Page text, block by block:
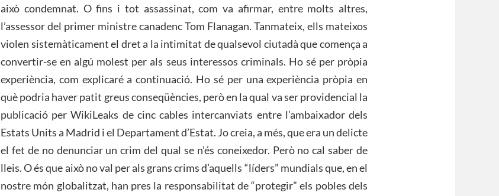
això condemnat. O fins i tot assassinat, com va afirmar, entre molts altres,
l’assessor del primer ministre canadenc Tom Flanagan. Tanmateix, ells mateixos
violen sistemàticament el dret a la intimitat de qualsevol ciutadà que comença a
convertir-se en algú molest per als seus interessos criminals. Ho sé per pròpia
experiència, com explicaré a continuació. Ho sé per una experiència pròpia en
què podria haver patit greus conseqüències, però en la qual va ser providencial la
publicació per WikiLeaks de cinc cables intercanviats entre l’ambaixador dels
Estats Units a Madrid i el Departament d’Estat. Jo creia, a més, que era un delicte
el fet de no denunciar un crim del qual se n’és coneixedor. Però no cal saber de
lleis. O és que això no val per als grans crims d’aquells “líders” mundials que, en el
nostre món globalitzat, han pres la responsabilitat de “protegir” els pobles dels